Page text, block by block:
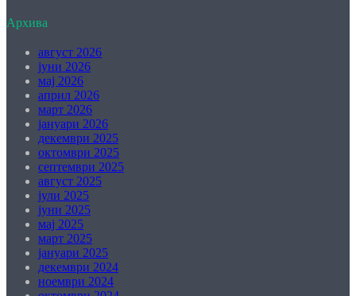
Архива
август 2026
јуни 2026
мај 2026
април 2026
март 2026
јануари 2026
декември 2025
октомври 2025
септември 2025
август 2025
јули 2025
јуни 2025
мај 2025
март 2025
јануари 2025
декември 2024
ноември 2024